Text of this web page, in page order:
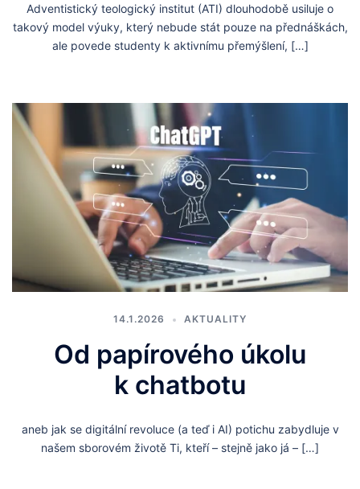
Adventistický teologický institut (ATI) dlouhodobě usiluje o
takový model výuky, který nebude stát pouze na přednáškách,
ale povede studenty k aktivnímu přemýšlení, […]
14.1.2026 AKTUALITY
Od papírového úkolu
k chatbotu
aneb jak se digitální revoluce (a teď i AI) potichu zabydluje v
našem sborovém životě Ti, kteří – stejně jako já – […]